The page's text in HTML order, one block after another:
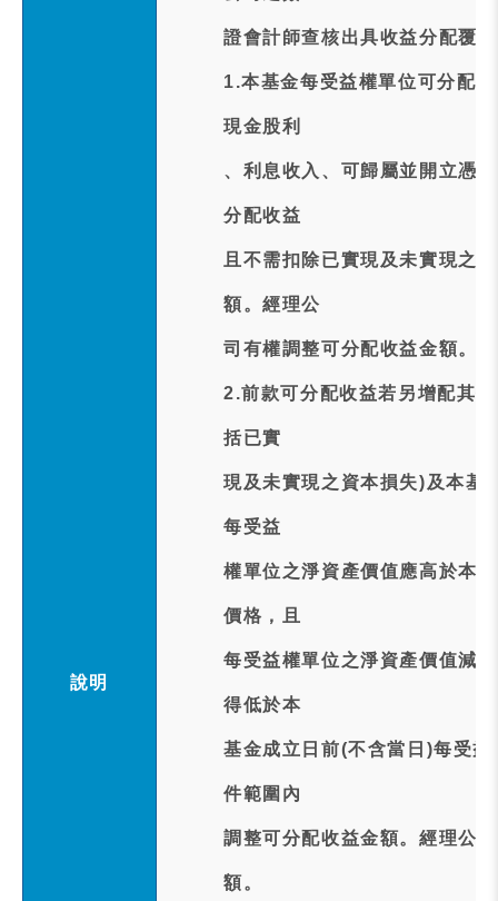
說明
證會計師查核出具收益分配覆
1.本基金每受益權單位可分配
現金股利
、利息收入、可歸屬並開立憑
分配收益
且不需扣除已實現及未實現之
額。經理公
司有權調整可分配收益金額。
2.前款可分配收益若另增配其
括已實
現及未實現之資本損失)及本基
每受益
權單位之淨資產價值應高於本
價格，且
每受益權單位之淨資產價值減
得低於本
基金成立日前(不含當日)每受
件範圍內
調整可分配收益金額。經理公
額。